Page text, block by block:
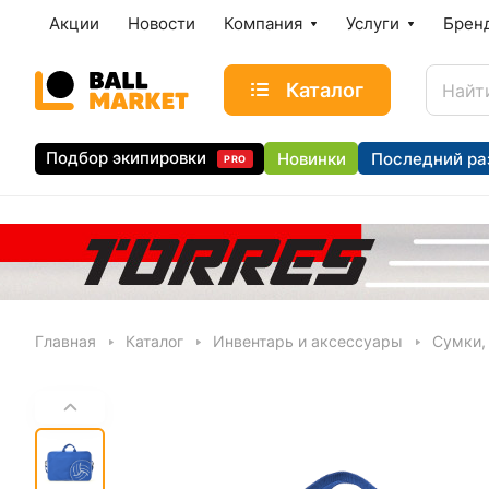
Акции Новости Компания Услуги
Каталог
Подбор экипировки PRO Новинки Последний
Главная Каталог Инвентарь и аксессуары Сумки,